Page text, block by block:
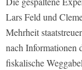
Lars Feld und
Mehrheit
nach Informationen
fiskalische